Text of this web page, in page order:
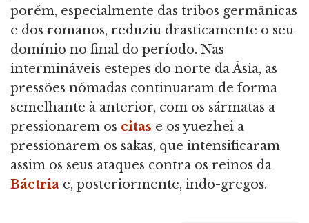
porém, especialmente das tribos germânicas
e dos romanos, reduziu drasticamente o seu
domínio no final do período. Nas
intermináveis estepes do norte da Ásia, as
pressões nómadas continuaram de forma
semelhante à anterior, com os sármatas a
pressionarem os citas e os yuezhei a
pressionarem os sakas, que intensificaram
assim os seus ataques contra os reinos da
Báctria e, posteriormente, indo-gregos.